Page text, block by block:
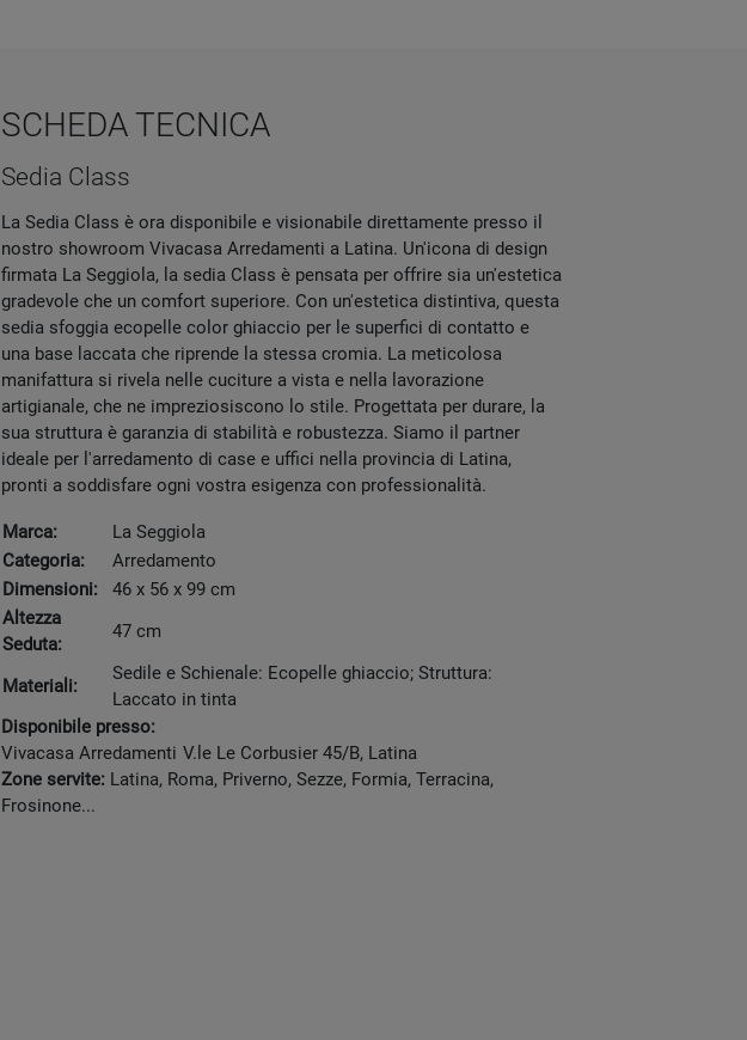
SCHEDA TECNICA
Sedia Class
La Sedia Class è ora disponibile e visionabile direttamente presso il
nostro showroom Vivacasa Arredamenti a Latina. Un'icona di design
firmata La Seggiola, la sedia Class è pensata per offrire sia un'estetica
gradevole che un comfort superiore. Con un'estetica distintiva, questa
sedia sfoggia ecopelle color ghiaccio per le superfici di contatto e
una base laccata che riprende la stessa cromia. La meticolosa
manifattura si rivela nelle cuciture a vista e nella lavorazione
artigianale, che ne impreziosiscono lo stile. Progettata per durare, la
sua struttura è garanzia di stabilità e robustezza. Siamo il partner
ideale per l'arredamento di case e uffici nella provincia di Latina,
pronti a soddisfare ogni vostra esigenza con professionalità.
Marca:
La Seggiola
Categoria:
Arredamento
Dimensioni:
46 x 56 x 99 cm
Altezza
Seduta:
47 cm
Materiali:
Sedile e Schienale: Ecopelle ghiaccio; Struttura:
Laccato in tinta
Disponibile presso:
Vivacasa Arredamenti V.le Le Corbusier 45/B, Latina
Zone servite: Latina, Roma, Priverno, Sezze, Formia, Terracina,
Frosinone...